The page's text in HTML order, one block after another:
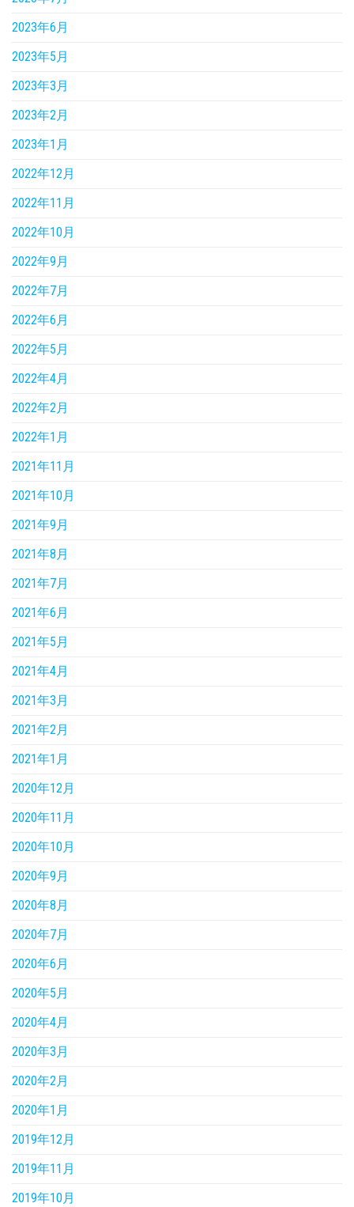
2023年6月
2023年5月
2023年3月
2023年2月
2023年1月
2022年12月
2022年11月
2022年10月
2022年9月
2022年7月
2022年6月
2022年5月
2022年4月
2022年2月
2022年1月
2021年11月
2021年10月
2021年9月
2021年8月
2021年7月
2021年6月
2021年5月
2021年4月
2021年3月
2021年2月
2021年1月
2020年12月
2020年11月
2020年10月
2020年9月
2020年8月
2020年7月
2020年6月
2020年5月
2020年4月
2020年3月
2020年2月
2020年1月
2019年12月
2019年11月
2019年10月